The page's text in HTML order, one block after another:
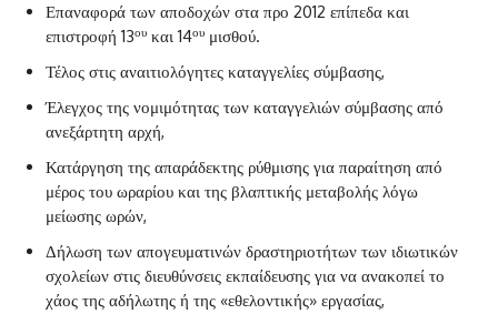
Επαναφορά των αποδοχών στα προ 2012 επίπεδα και
επιστροφή 13ου και 14ου μισθού.
Τέλος στις αναιτιολόγητες καταγγελίες σύμβασης,
Έλεγχος της νομιμότητας των καταγγελιών σύμβασης από
ανεξάρτητη αρχή,
Κατάργηση της απαράδεκτης ρύθμισης για παραίτηση από
μέρος του ωραρίου και της βλαπτικής μεταβολής λόγω
μείωσης ωρών,
Δήλωση των απογευματινών δραστηριοτήτων των ιδιωτικών
σχολείων στις διευθύνσεις εκπαίδευσης για να ανακοπεί το
χάος της αδήλωτης ή της «εθελοντικής» εργασίας,